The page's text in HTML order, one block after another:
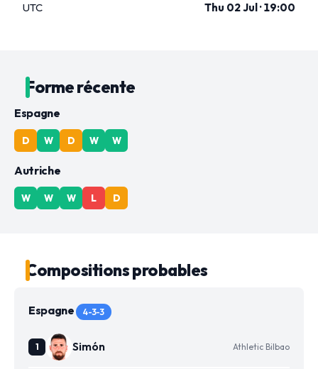
UTC Thu 02 Jul · 19:00
Forme récente
Espagne
D W D W W
Autriche
W W W L D
Compositions probables
Espagne 4-3-3
Simón Athletic Bilbao